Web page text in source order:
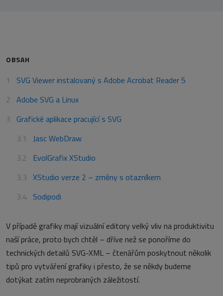
OBSAH
SVG Viewer instalovaný s Adobe Acrobat Reader 5
Adobe SVG a Linux
Grafické aplikace pracující s SVG
Jasc WebDraw
EvolGrafix XStudio
XStudio verze 2 – změny s otazníkem
Sodipodi
V případě grafiky mají vizuální editory velký vliv na produktivitu
naší práce, proto bych chtěl – dříve než se ponoříme do
technických detailů SVG-XML – čtenářům poskytnout několik
tipů pro vytváření grafiky i přesto, že se někdy budeme
dotýkat zatím neprobraných záležitostí.